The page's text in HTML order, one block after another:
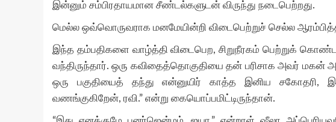
இன்னும் சம்பிரதாயமான சீண்டல்களுடன் விருந்து நடைபெற்றது.
மெல்ல ஒவ்வொருவராக மனமேயின்றி விடைபெற்றுச் செல்ல
இந்த தம்பதிகளை வாழ்த்தி விடைபெற, சிறுநீரகம் பெற்றுக்
வந்திருந்தார். ஒரு கவிதைத்தொகுதியை தன் பரிசாக அவர் மகன்
ஒரு பகுதியைத் தந்து என்னுயிர் காத்த இனிய சகோதரி,
வணங்குகிறேன், ரவி.” என்று கையொப்பமிட்டிருந்தான்.